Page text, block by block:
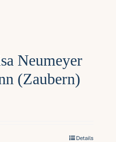
Neumeyer
(Zaubern)
Details